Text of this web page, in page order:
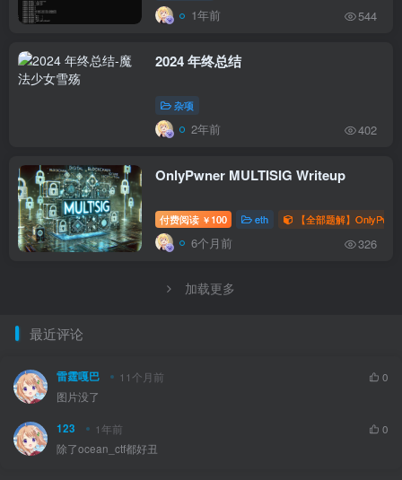
1年前 544
2024 年终总结
杂项
2年前 402
OnlyPwner MULTISIG Writeup
付费阅读 ￥ 100 eth 【全部题解】
6个月前 326
加载更多
最近评论
雷霆嘎巴 11个月前
0
图片没了
123 1年前
0
除了ocean_ctf都好丑